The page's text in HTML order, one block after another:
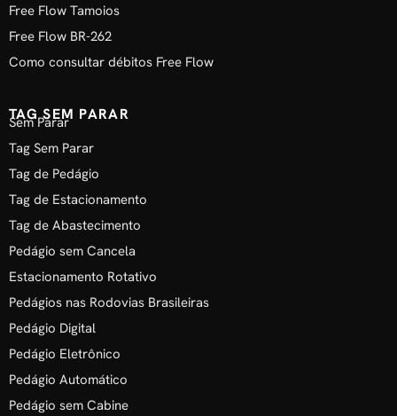
Free Flow Tamoios
Free Flow BR-262
Como consultar débitos Free Flow
TAG SEM PARAR
Sem Parar
Tag Sem Parar
Tag de Pedágio
Tag de Estacionamento
Tag de Abastecimento
Pedágio sem Cancela
Estacionamento Rotativo
Pedágios nas Rodovias Brasileiras
Pedágio Digital
Pedágio Eletrônico
Pedágio Automático
Pedágio sem Cabine